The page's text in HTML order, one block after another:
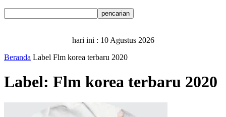
hari ini : 10 Agustus 2026
Beranda Label Flm korea terbaru 2020
Label: Flm korea terbaru 2020